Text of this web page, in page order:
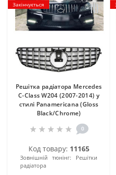
Закінчується
Решітка радіатора Mercedes
C-Class W204 (2007-2014) у
стилі Panamericana (Gloss
Black/Chrome)
0
Код товару: 11165
Зовнішній тюнінг:
Решітки
радіатора